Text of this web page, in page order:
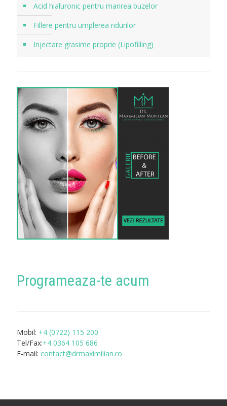
Acid hialuronic pentru marirea buzelor
Fillere pentru umplerea ridurilor
Injectare grasime proprie (Lipofilling)
Programeaza-te acum
Mobil: +4 (0722) 115 200
Tel/Fax:+4 0364 105 686
E-mail: contact@drmaximilian.ro